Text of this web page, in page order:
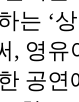
는 ‘
, 영유
공연